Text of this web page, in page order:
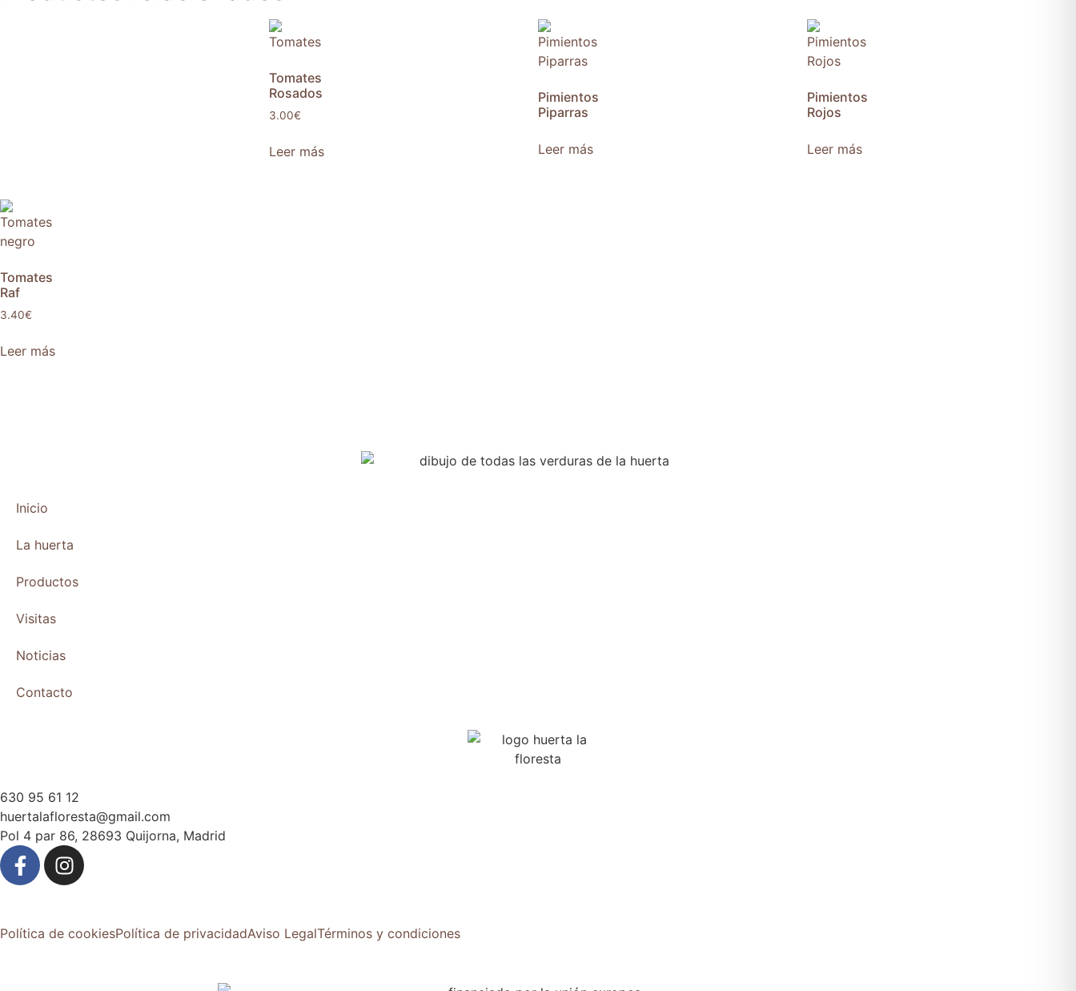
Tomates
Rosados
3.00€
Leer más
Pimientos
Piparras
Leer más
Pimientos
Rojos
Leer más
Tomates
Raf
3.40€
Leer más
Inicio
La huerta
Productos
Visitas
Noticias
Contacto
630 95 61 12
huertalafloresta@gmail.com
Pol 4 par 86, 28693 Quijorna, Madrid
Política de cookiesPolítica de privacidadAviso LegalTérminos y condiciones